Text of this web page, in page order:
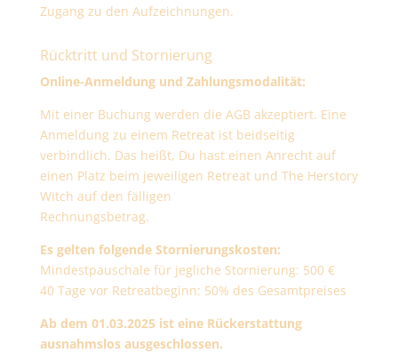
Zugang zu den Aufzeichnungen.
Rücktritt und Stornierung
Online-Anmeldung und Zahlungsmodalität:
Mit einer Buchung werden die AGB akzeptiert. Eine
Anmeldung zu einem Retreat ist beidseitig
verbindlich. Das heißt, Du hast einen Anrecht auf
einen Platz beim jeweiligen Retreat und The Herstory
Witch auf den fälligen
Rechnungsbetrag.
Es gelten folgende Stornierungskosten:
Mindestpauschale für jegliche Stornierung: 500 €
40 Tage vor Retreatbeginn: 50% des Gesamtpreises
Ab dem 01.03.2025 ist eine Rückerstattung
ausnahmslos ausgeschlossen.